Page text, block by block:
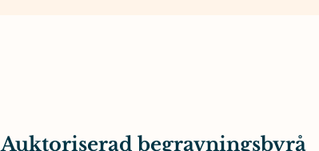
Auktoriserad begravningsbyrå